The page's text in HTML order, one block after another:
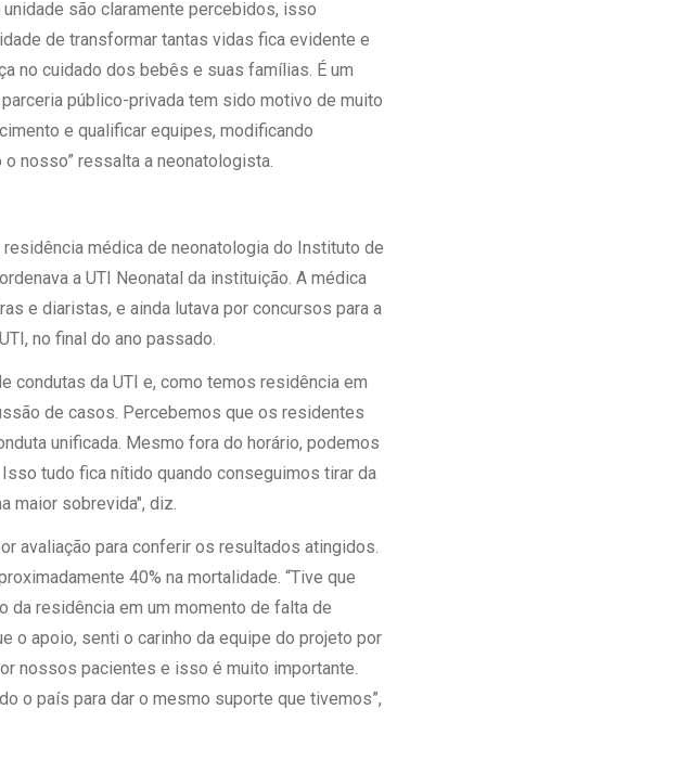
são claramente percebidos, isso
de transformar tantas vidas fica evidente e
no cuidado dos bebês e suas famílias. É um
público-privada tem sido motivo de muito
e qualificar equipes, modificando
nosso” ressalta a neonatologista.
médica de neonatologia do Instituto de
a UTI Neonatal da instituição. A médica
e diaristas, e ainda lutava por concursos para a
no final do ano passado.
condutas da UTI e, como temos residência em
de casos. Percebemos que os residentes
unificada. Mesmo fora do horário, podemos
tudo fica nítido quando conseguimos tirar da
maior sobrevida", diz.
avaliação para conferir os resultados atingidos.
40% na mortalidade. “Tive que
da residência em um momento de falta de
apoio, senti o carinho da equipe do projeto por
nossos pacientes e isso é muito importante.
o país para dar o mesmo suporte que tivemos”,